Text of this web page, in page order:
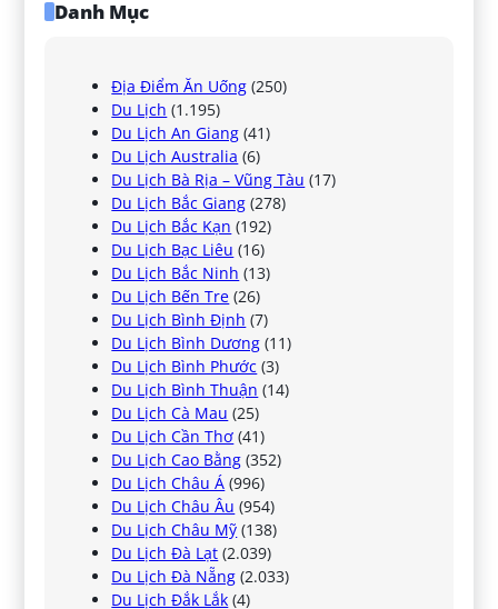
Danh Mục
Địa Điểm Ăn Uống (250)
Du Lịch (1.195)
Du Lịch An Giang (41)
Du Lịch Australia (6)
Du Lịch Bà Rịa – Vũng Tàu (17)
Du Lịch Bắc Giang (278)
Du Lịch Bắc Kạn (192)
Du Lịch Bạc Liêu (16)
Du Lịch Bắc Ninh (13)
Du Lịch Bến Tre (26)
Du Lịch Bình Định (7)
Du Lịch Bình Dương (11)
Du Lịch Bình Phước (3)
Du Lịch Bình Thuận (14)
Du Lịch Cà Mau (25)
Du Lịch Cần Thơ (41)
Du Lịch Cao Bằng (352)
Du Lịch Châu Á (996)
Du Lịch Châu Âu (954)
Du Lịch Châu Mỹ (138)
Du Lịch Đà Lạt (2.039)
Du Lịch Đà Nẵng (2.033)
Du Lịch Đắk Lắk (4)